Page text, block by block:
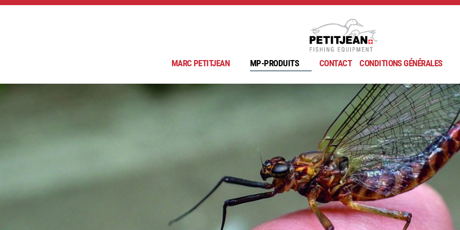
MARC PETITJEAN MP-PRODUITS CONTACT CONDITIONS GÉNÉRALES